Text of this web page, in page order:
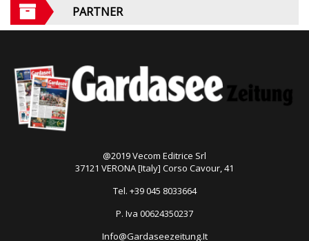
PARTNER
@2019 Vecom Editrice Srl
37121 VERONA [Italy] Corso Cavour, 41
Tel. +39 045 8033664
P. Iva 00624350237
Info@Gardaseezeitung.It